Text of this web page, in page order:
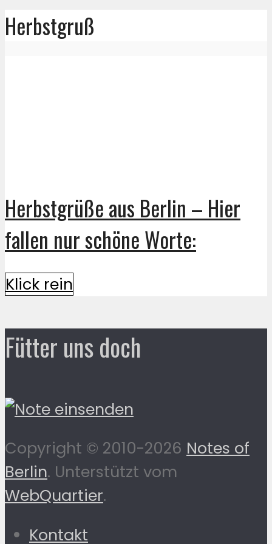
Herbstgruß
Herbstgrüße aus Berlin – Hier
fallen nur schöne Worte:
Klick rein
Fütter uns doch
Copyright © 2010-2026 Notes of
Berlin. Unterstützt vom
WebQuartier.
Kontakt